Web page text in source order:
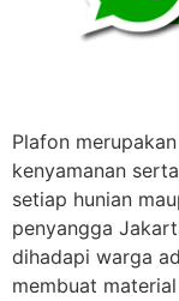
Plafon
kenyamanan
setiap hunian
penyangga
dihadapi warga
membuat